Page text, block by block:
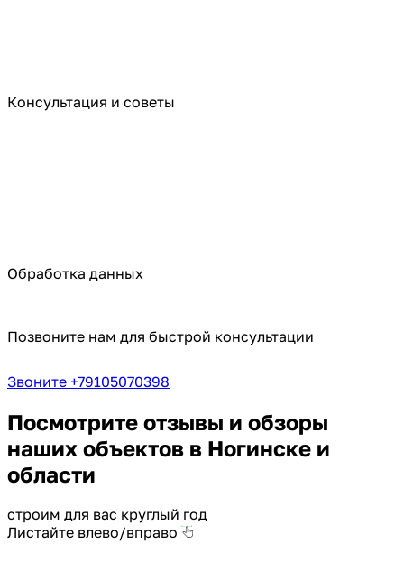
Консультация и советы
Обработка данных
Позвоните нам для быстрой консультации
Звоните +79105070398
Посмотрите отзывы и обзоры
наших объектов в Ногинске и
области
строим для вас круглый год
Листайте влево/вправо